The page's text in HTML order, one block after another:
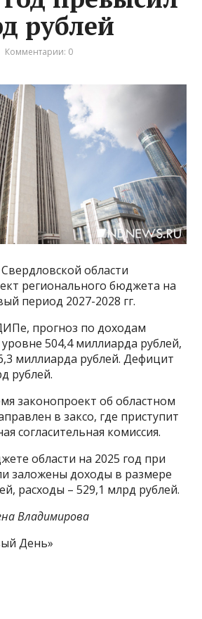
рублей
Комментарии: 0
области
регионального бюджета на
период 2027-2028 гг.
прогноз по доходам
504,4 миллиарда рублей,
миллиарда рублей. Дефицит
рублей.
законопроект об областном
в заксо, где приступит
согласительная комиссия.
области на 2025 год при
заложены доходы в размере
расходы – 529,1 млрд рублей.
Владимирова
День»